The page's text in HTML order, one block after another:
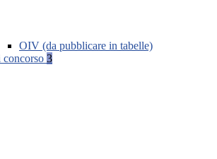
OIV (da pubblicare in tabelle)
3